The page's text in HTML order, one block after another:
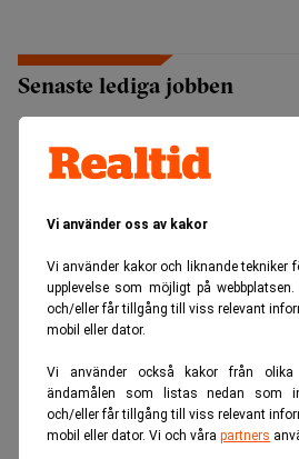
Vi använder oss av kakor
Vi använder kakor och liknande tekniker
upplevelse som möjligt på
och/eller får tillgång till viss relevant
mobil eller dator.
Vi använder också kakor från
ändamålen som listas nedan som
och/eller får tillgång till viss relevant
mobil eller dator. Vi och våra partners
Senaste lediga jobben
ANNONS